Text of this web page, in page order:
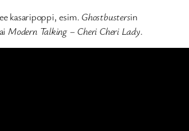
kasaripoppi, esim. Ghostbustersin
Modern Talking – Cheri Cheri Lady.